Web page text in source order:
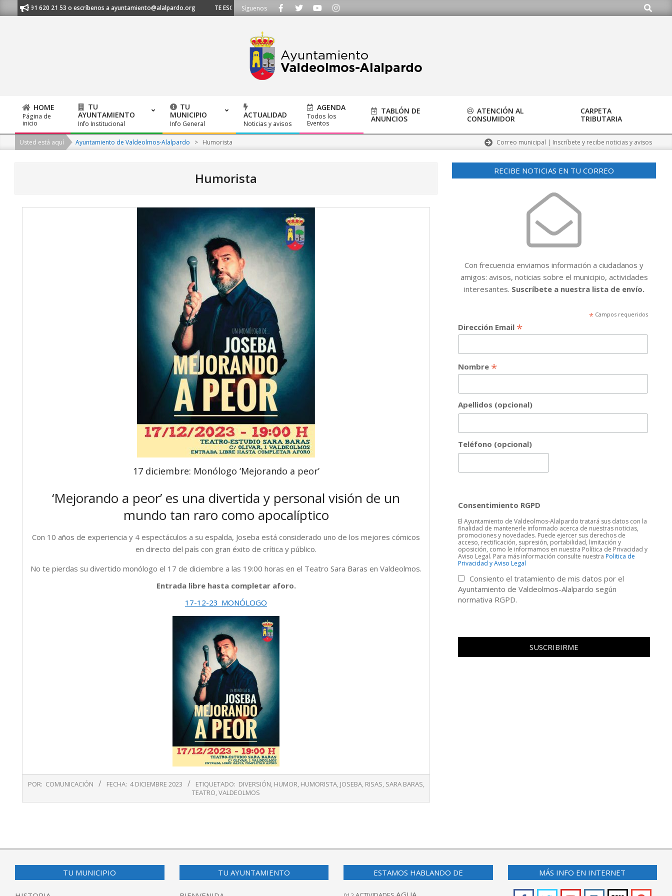
to
al 91 620 21 53 o escríbenos a ayuntamiento@alalpardo.org TE ESCUCHAMOS - Llámanos al 91 620 21 53 o escríbenos a ayuntamiento@alalpardo.org
Síguenos Buscar
Primary
Navigation
Menu
HOME
Página de
inicio
TU
AYUNTAMIENTO
Info Institucional
TU
MUNICIPIO
Info General
ACTUALIDAD
Noticias y avisos
AGENDA
Todos los
Eventos
TABLÓN DE
ANUNCIOS
ATENCIÓN AL
CONSUMIDOR
CARPETA
TRIBUTARIA
Usted está aquí Ayuntamiento de Valdeolmos-Alalpardo > Humorista Correo municipal | Inscríbete y recibe noticias y avisos
Humorista
17 diciembre: Monólogo ‘Mejorando a peor’
‘Mejorando a peor’ es una divertida y personal visión de un
mundo tan raro como apocalíptico
Con 10 años de experiencia y 4 espectáculos a su espalda, Joseba está considerado uno de los mejores cómicos
en directo del país con gran éxito de crítica y público.
No te pierdas su divertido monólogo el 17 de diciembre a las 19:00 horas en el Teatro Sara Baras en Valdeolmos.
Entrada libre hasta completar aforo.
17-12-23_MONÓLOGO
12-
04
POR: COMUNICACIÓN FECHA: 4 DICIEMBRE 2023 ETIQUETADO: DIVERSIÓN HUMOR HUMORISTA, JOSEBA, RISAS SARA BARAS
TEATRO VALDEOLMOS
RECIBE NOTICIAS EN TU CORREO
Con frecuencia enviamos información a ciudadanos y
amigos: avisos, noticias sobre el municipio, actividades
interesantes. Suscríbete a nuestra lista de envío.
* Campos requeridos
Dirección Email *
Nombre *
Apellidos (opcional)
Teléfono (opcional)
Consentimiento RGPD
El Ayuntamiento de Valdeolmos-Alalpardo tratará sus datos con la
finalidad de mantenerle informado acerca de nuestras noticias,
promociones y novedades. Puede ejercer sus derechos de
acceso, rectificación, supresión, portabilidad, limitación y
oposición, como le informamos en nuestra Política de Privacidad y
Aviso Legal. Para más información consulte nuestraPolitica de
Privacidad y Aviso Legal
Consiento el tratamiento de mis datos por el
Ayuntamiento de Valdeolmos-Alalpardo según
normativa RGPD.
TU MUNICIPIO TU AYUNTAMIENTO ESTAMOS HABLANDO DE MÁS INFO EN INTERNET